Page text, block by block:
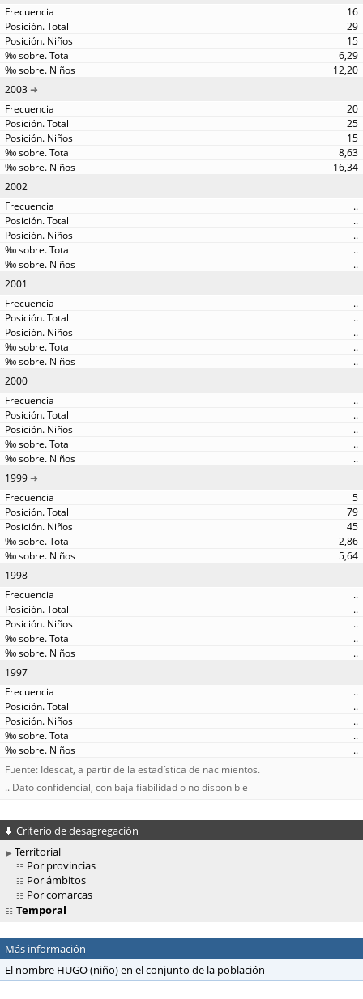
16
29
15
6,29
12,20
2003
20
25
15
8,63
16,34
2002
..
..
..
..
..
2001
..
..
..
..
..
2000
..
..
..
..
..
1999
5
79
45
2,86
5,64
1998
..
..
..
..
..
1997
..
..
..
..
..
Fuente: Idescat, a partir de la estadística de nacimientos.
.. Dato confidencial, con baja fiabilidad o no disponible
Criterio de desagregación
Territorial
Por provincias
Por ámbitos
Por comarcas
Temporal
Más información
El nombre HUGO (niño) en el conjunto de la población